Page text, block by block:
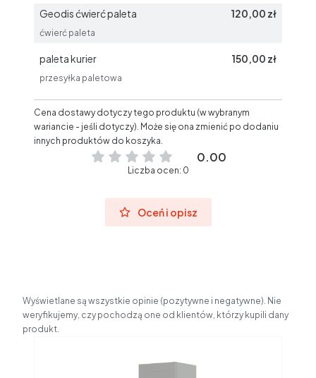
Geodis ćwierć paleta 120,00 zł
ćwierć paleta
paleta kurier 150,00 zł
przesyłka paletowa
Cena dostawy dotyczy tego produktu (w wybranym
wariancie - jeśli dotyczy). Może się ona zmienić po dodaniu
innych produktów do koszyka.
0.00
Liczba ocen: 0
Oceń i opisz
Wyświetlane są wszystkie opinie (pozytywne i negatywne). Nie
weryfikujemy, czy pochodzą one od klientów, którzy kupili dany
produkt.